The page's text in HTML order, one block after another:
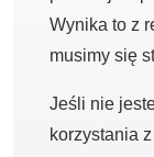
Wynika to z
musimy się
Jeśli nie
korzystania